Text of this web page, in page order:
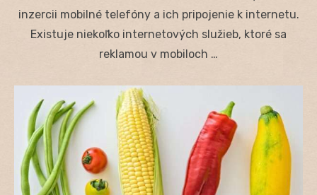
inzercii mobilné telefóny a ich pripojenie k internetu.
Existuje niekoľko internetových služieb, ktoré sa
reklamou v mobiloch …